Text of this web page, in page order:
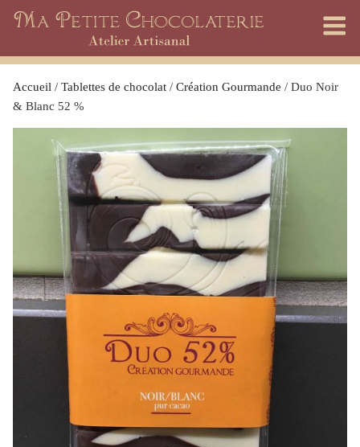
Skip
Accueil / Tablettes de chocolat / Création Gourmande / Duo Noir
& Blanc 52 %